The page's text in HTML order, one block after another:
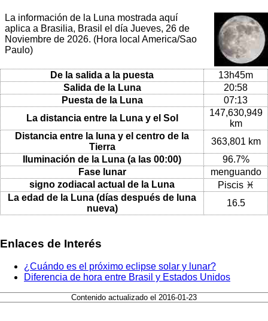
La información de la Luna mostrada aquí
aplica a Brasilia, Brasil el día Jueves, 26 de
Noviembre de 2026. (Hora local America/Sao
Paulo)
De la salida a la puesta
13h45m
Salida de la Luna
20:58
Puesta de la Luna
07:13
La distancia entre la Luna y el Sol
147,630,949
km
Distancia entre la luna y el centro de la
Tierra
363,801 km
Iluminación de la Luna (a las 00:00)
96.7%
Fase lunar
menguando
signo zodiacal actual de la Luna
Piscis ♓
La edad de la Luna (días después de luna
nueva)
16.5
Enlaces de Interés
¿Cuándo es el próximo eclipse solar y lunar?
Diferencia de hora entre Brasil y Estados Unidos
Contenido actualizado el 2016-01-23